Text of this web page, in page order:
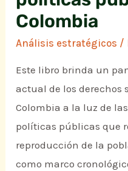
Colombia
Análisis estratégicos /
Este libro brinda un
actual de los derechos
Colombia a la luz de
políticas públicas que
reproducción de la
como marco